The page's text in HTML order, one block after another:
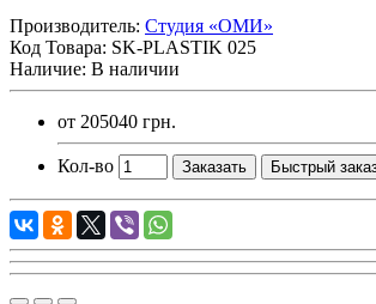
Производитель: Студия «ОМИ»
Код Товара: SK-PLASTIK 025
Наличие: В наличии
от 205040 грн.
Кол-во Заказать Быстрый